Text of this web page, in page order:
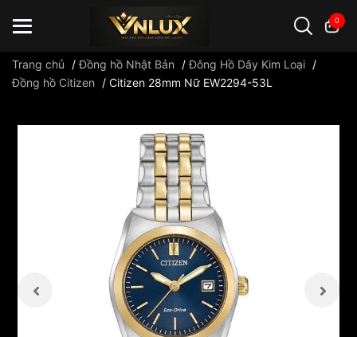
0
Trang chủ /Đồng hồ Nhật Bản /Đông Hồ Dây Kim Loại /
Đồng hồ Citizen
/ Citizen 28mm Nữ EW2294-53L